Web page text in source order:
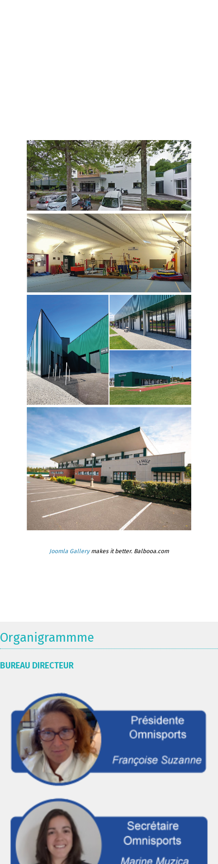
Joomla Gallerymakes it better. Balbooa.com
Organigrammme
BUREAU DIRECTEUR